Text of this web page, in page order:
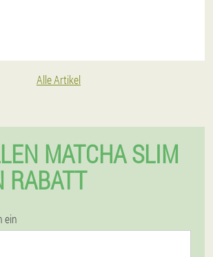
Alle Artikel
MATCHA SLIM
RABATT
ein